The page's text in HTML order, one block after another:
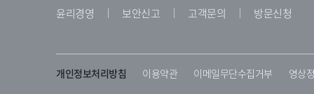
윤리경영 보안신고 고객문의 방문신청
개인정보처리방침 이용약관 이메일무단수집거부 영상